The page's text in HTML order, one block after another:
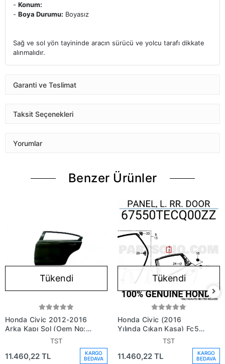
- Konum:
- Boya Durumu: Boyasız
Sağ ve sol yön tayininde aracın sürücü ve yolcu tarafı dikkate
alınmalıdır.
Garanti ve Teslimat
Taksit Seçenekleri
Yorumlar
Benzer Ürünler
Tükendi
Honda Civic 2012-2016
Arka Kapı Sol (Oem No:
67550Tt0X3Zz)
TST
11.460,22 TL
KARGO
BEDAVA
Tükendi
Honda Civic (2016
Yılında Çıkan Kasa) Fc5
Arka Kapı Sol (Oem No:
TST
11.460,22 TL
KARGO
BEDAVA